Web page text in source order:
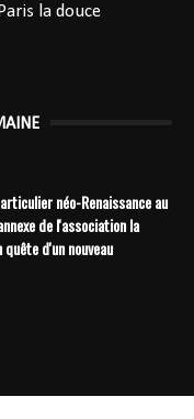
Paris la douce
néo-Renaissance au
de l'association la
d'un nouveau